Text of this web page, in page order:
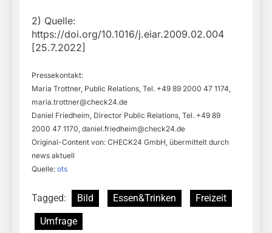
2) Quelle:
https://doi.org/10.1016/j.eiar.2009.02.004
[25.7.2022]
Pressekontakt:
Maria Trottner, Public Relations, Tel. +49 89 2000 47 1174,
maria.trottner@check24.de
Daniel Friedheim, Director Public Relations, Tel. +49 89
2000 47 1170, daniel.friedheim@check24.de
Original-Content von: CHECK24 GmbH, übermittelt durch
news aktuell
Quelle: ots
Tagged: Bild Essen&Trinken
Freizeit
Umfrage